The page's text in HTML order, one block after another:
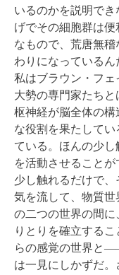
いるのかを説明で
げでその細胞群は
なもので、荒唐無
わりになっているん
私はブラウン・フ
大勢の専門家たちと
枢神経が脳全体の構
な役割を果たしてい
ている。ほんの少
を活動させること
少し触れるだけで
気を流して、物質世
の二つの世界の間
りとりを確立する
らの感覚の世界と
は一見にしかずだ。